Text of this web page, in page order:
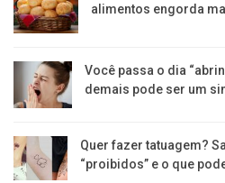
alimentos engorda
Você passa o dia
demais pode ser um
Quer fazer tatuagem?
“proibidos” e o que